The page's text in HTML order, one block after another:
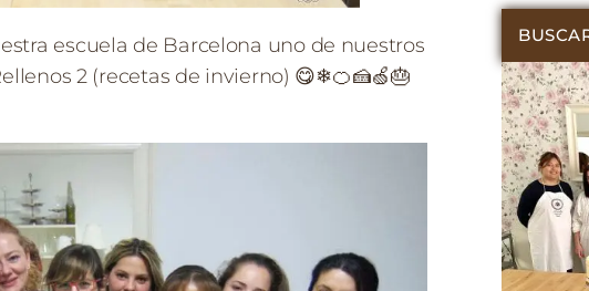
escuela de Barcelona uno de nuestros
2 (recetas de invierno) 😋❄🍊🍰🍏🎂